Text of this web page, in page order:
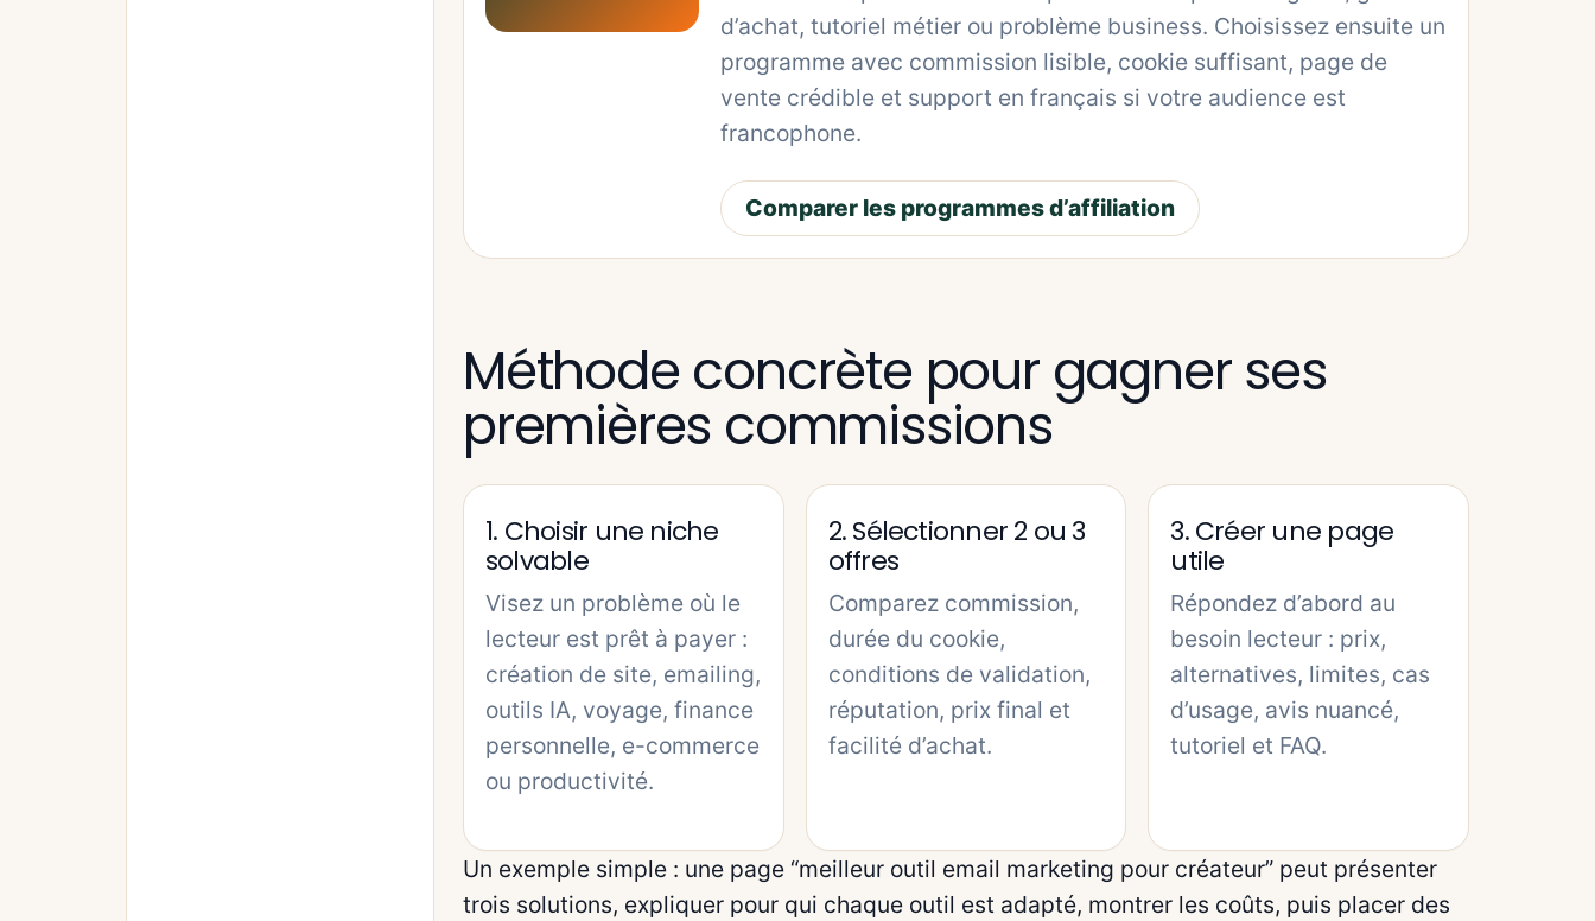
d’achat, tutoriel métier ou problème business. Choisissez ensuite un
programme avec commission lisible, cookie suffisant, page de
vente crédible et support en français si votre audience est
francophone.
Comparer les programmes d’affiliation
Méthode concrète pour gagner ses
premières commissions
1. Choisir une niche
solvable
Visez un problème où le
lecteur est prêt à payer :
création de site, emailing,
outils IA, voyage, finance
personnelle, e-commerce
ou productivité.
2. Sélectionner 2 ou 3
offres
Comparez commission,
durée du cookie,
conditions de validation,
réputation, prix final et
facilité d’achat.
3. Créer une page
utile
Répondez d’abord au
besoin lecteur : prix,
alternatives, limites, cas
d’usage, avis nuancé,
tutoriel et FAQ.
Un exemple simple : une page “meilleur outil email marketing pour créateur” peut présenter
trois solutions, expliquer pour qui chaque outil est adapté, montrer les coûts, puis placer des